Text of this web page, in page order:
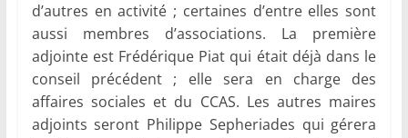
d’autres en activité ; certaines d’entre elles sont
aussi membres d’associations. La première
adjointe est Frédérique Piat qui était déjà dans le
conseil précédent ; elle sera en charge des
affaires sociales et du CCAS. Les autres maires
adjoints seront Philippe Sepheriades qui gérera